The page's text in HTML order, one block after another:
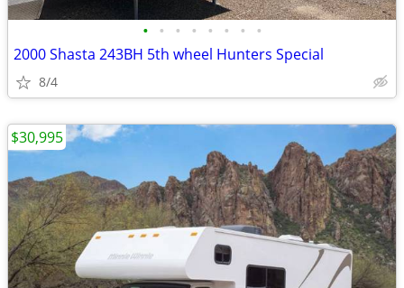
• • • • • • • •
2000 Shasta 243BH 5th wheel Hunters Special
8/4
$30,995